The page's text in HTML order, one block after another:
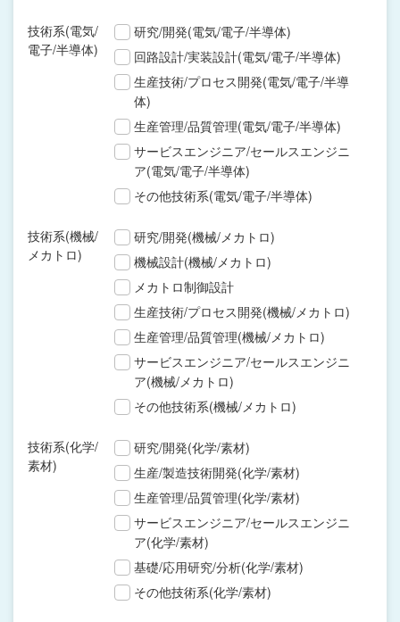
技術系(電気/
電子/半導体)
研究/開発(電気/電子/半導体)
回路設計/実装設計(電気/電子/半導体)
生産技術/プロセス開発(電気/電子/半導
体)
生産管理/品質管理(電気/電子/半導体)
サービスエンジニア/セールスエンジニ
ア(電気/電子/半導体)
その他技術系(電気/電子/半導体)
技術系(機械/
メカトロ)
研究/開発(機械/メカトロ)
機械設計(機械/メカトロ)
メカトロ制御設計
生産技術/プロセス開発(機械/メカトロ)
生産管理/品質管理(機械/メカトロ)
サービスエンジニア/セールスエンジニ
ア(機械/メカトロ)
その他技術系(機械/メカトロ)
技術系(化学/
素材)
研究/開発(化学/素材)
生産/製造技術開発(化学/素材)
生産管理/品質管理(化学/素材)
サービスエンジニア/セールスエンジニ
ア(化学/素材)
基礎/応用研究/分析(化学/素材)
その他技術系(化学/素材)